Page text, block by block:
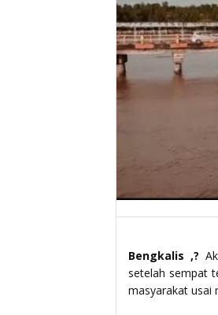
Bengkalis ,?
setelah sempat
masyarakat usai